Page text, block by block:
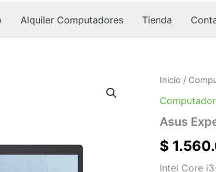
Alquiler Computadores Tienda
Inicio /
Asus
$
Intel Core
Asus
+
cantidad